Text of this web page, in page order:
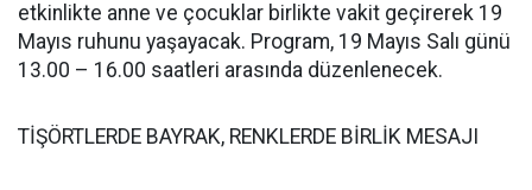
etkinlikte anne ve çocuklar birlikte vakit geçirerek 19
Mayıs ruhunu yaşayacak. Program, 19 Mayıs Salı günü
13.00 – 16.00 saatleri arasında düzenlenecek.
TİŞÖRTLERDE BAYRAK, RENKLERDE BİRLİK MESAJI